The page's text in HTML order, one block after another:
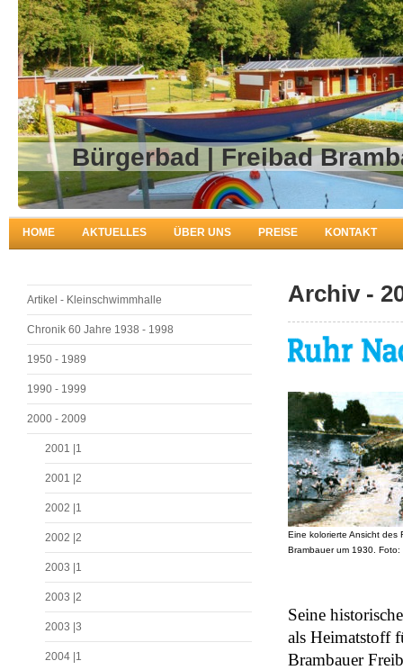
Bürgerbad |
HOME AKTUELLES ÜBER UNS PREISE KONTAKT
Artikel - Kleinschwimmhalle
Chronik 60 Jahre 1938 - 1998
1950 - 1989
1990 - 1999
2000 - 2009
2001 |1
2001 |2
2002 |1
2002 |2
2003 |1
2003 |2
2003 |3
2004 |1
Archiv -
Eine kolorierte Ansicht des
Brambauer um 1930. Foto:
Seine
als Heimatstoff
Brambauer